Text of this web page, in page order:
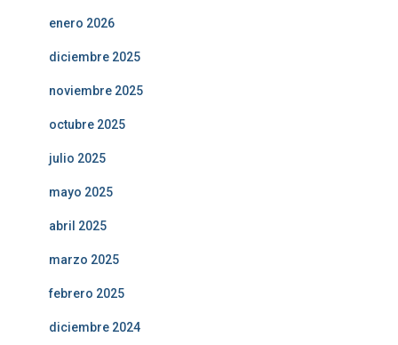
enero 2026
diciembre 2025
noviembre 2025
octubre 2025
julio 2025
mayo 2025
abril 2025
marzo 2025
febrero 2025
diciembre 2024